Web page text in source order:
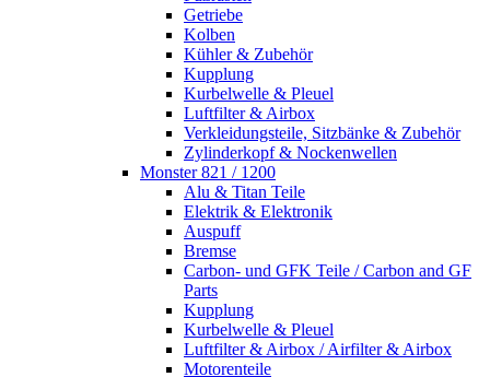
Getriebe
Kolben
Kühler & Zubehör
Kupplung
Kurbelwelle & Pleuel
Luftfilter & Airbox
Verkleidungsteile, Sitzbänke & Zubehör
Zylinderkopf & Nockenwellen
Monster 821 / 1200
Alu & Titan Teile
Elektrik & Elektronik
Auspuff
Bremse
Carbon- und GFK Teile / Carbon and GF
Parts
Kupplung
Kurbelwelle & Pleuel
Luftfilter & Airbox / Airfilter & Airbox
Motorenteile